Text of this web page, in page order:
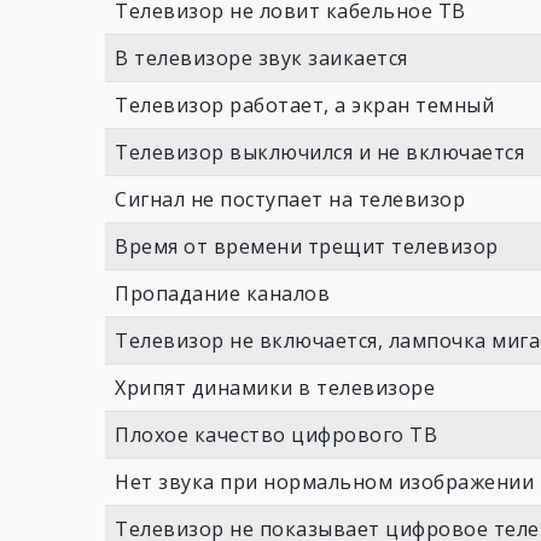
Телевизор не ловит кабельное ТВ
В телевизоре звук заикается
Телевизор работает, а экран темный
Телевизор выключился и не включается
Сигнал не поступает на телевизор
Время от времени трещит телевизор
Пропадание каналов
Телевизор не включается, лампочка
Хрипят динамики в телевизоре
Плохое качество цифрового ТВ
Нет звука при нормальном изображении
Телевизор не показывает цифровое